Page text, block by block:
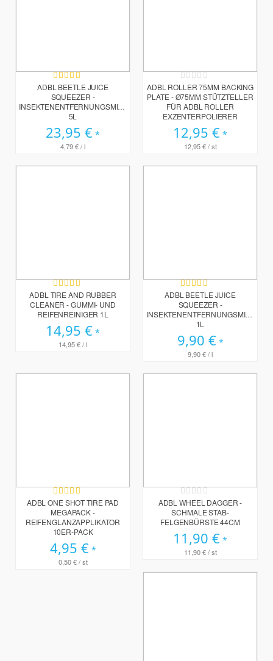
Bewertung:
96%
ADBL BEETLE JUICE
SQUEEZER -
INSEKTENENTFERNUNGSMITTEL
5L
23,95 €
4,79 €/ l
Rating:
0%
ADBL ROLLER 75MM BACKING
PLATE - Ø75MM STÜTZTELLER
FÜR ADBL ROLLER
EXZENTERPOLIERER
12,95 €
12,95 €/ st
Bewertung:
100%
ADBL TIRE AND RUBBER
CLEANER - GUMMI- UND
REIFENREINIGER 1L
14,95 €
14,95 €/ l
Bewertung:
100%
ADBL BEETLE JUICE
SQUEEZER -
INSEKTENENTFERNUNGSMITTEL
1L
9,90 €
9,90 €/ l
Bewertung:
97%
ADBL ONE SHOT TIRE PAD
MEGAPACK -
REIFENGLANZAPPLIKATOR
10ER-PACK
4,95 €
0,50 €/ st
Rating:
0%
ADBL WHEEL DAGGER -
SCHMALE STAB-
FELGENBÜRSTE 44CM
11,90 €
11,90 €/ st